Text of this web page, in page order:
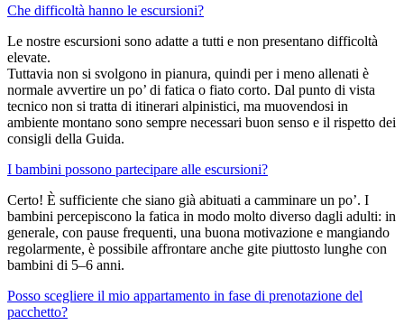
Che difficoltà hanno le escursioni?
Le nostre escursioni sono adatte a tutti e non presentano difficoltà
elevate.
Tuttavia non si svolgono in pianura, quindi per i meno allenati è
normale avvertire un po’ di fatica o fiato corto. Dal punto di vista
tecnico non si tratta di itinerari alpinistici, ma muovendosi in
ambiente montano sono sempre necessari buon senso e il rispetto dei
consigli della Guida.
I bambini possono partecipare alle escursioni?
Certo! È sufficiente che siano già abituati a camminare un po’. I
bambini percepiscono la fatica in modo molto diverso dagli adulti: in
generale, con pause frequenti, una buona motivazione e mangiando
regolarmente, è possibile affrontare anche gite piuttosto lunghe con
bambini di 5–6 anni.
Posso scegliere il mio appartamento in fase di prenotazione del
pacchetto?